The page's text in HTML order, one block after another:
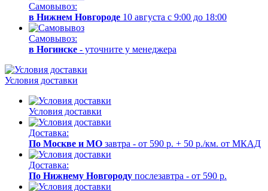
Самовывоз:
в Нижнем Новгороде 10 августа с 9:00 до 18:00
Самовывоз:
в Ногинске - уточните у менеджера
Условия доставки
Условия доставки
Доставка:
По Москве и МО завтра - от 590 р. + 50 р./км. от МКАД
Доставка:
По Нижнему Новгороду послезавтра - от 590 р.